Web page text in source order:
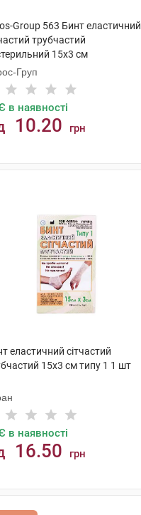
Group 563 Бинт еластичний
трубчастий
15х3 см
1 шт
Груп
в наявності
10.20 грн
еластичний сітчастий
15х3 см типу 1 1 шт
в наявності
16.50 грн